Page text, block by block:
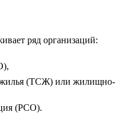
ряд организаций:
жилья (ТСЖ) или жилищно-
(РСО).